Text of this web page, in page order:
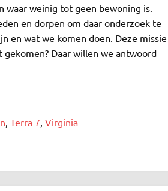
waar weinig tot geen bewoning is.
en dorpen om daar onderzoek te
en wat we komen doen. Deze missie
Daar willen we antwoord
, Terra 7, Virginia